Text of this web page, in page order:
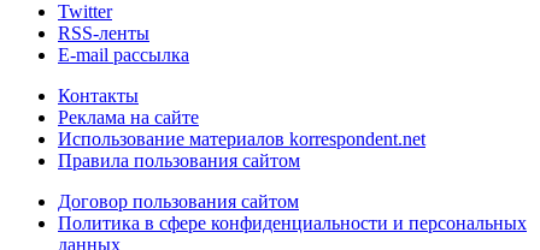
Twitter
RSS-ленты
E-mail рассылка
Контакты
Реклама на сайте
Использование материалов korrespondent.net
Правила пользования сайтом
Договор пользования сайтом
Политика в сфере конфиденциальности и персональных
данных